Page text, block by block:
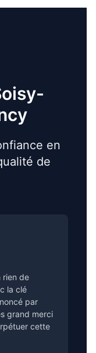
en
de
rien de
la clé
par
grand merci
cette